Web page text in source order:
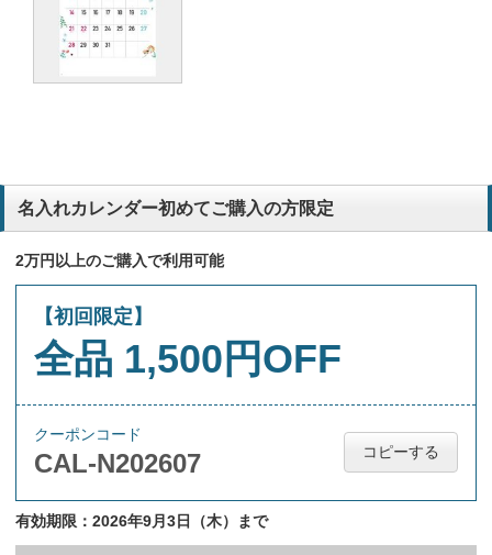
名入れカレンダー初めてご購入の方限定
2万円以上のご購入で利用可能
【初回限定】
全品 1,500円OFF
クーポンコード
CAL-N202607 コピーする
有効期限：2026年9月3日（木）まで